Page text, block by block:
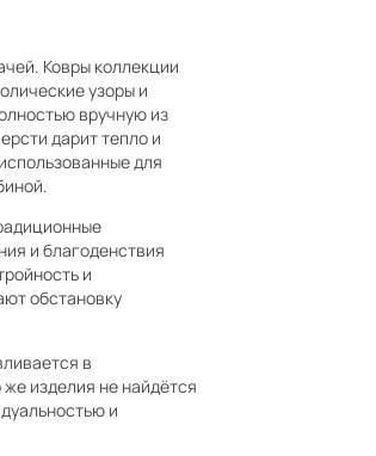
Ковры коллекции
узоры и
вручную из
дарит тепло и
для
и благоденствия
и
обстановку
в
изделия не найдётся
и